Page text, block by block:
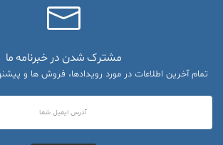
مشترک شدن در خبرنامه ما
تمام آخرین اطلاعات در مورد رویدادها، فروش ها و